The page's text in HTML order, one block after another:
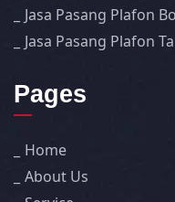
Jasa Pasang Plafon
Jasa Pasang Plafon
Pages
Home
About Us